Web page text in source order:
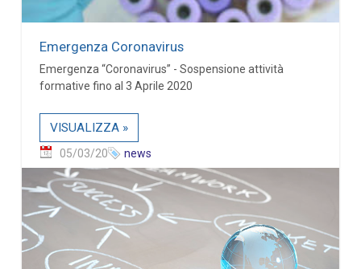
Emergenza Coronavirus
Emergenza “Coronavirus” - Sospensione attività
formative fino al 3 Aprile 2020
VISUALIZZA »
05/03/20 news